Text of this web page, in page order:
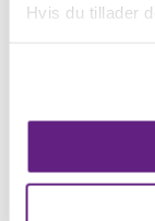
Hvis du tillader
Vi bruger
oplysninger om